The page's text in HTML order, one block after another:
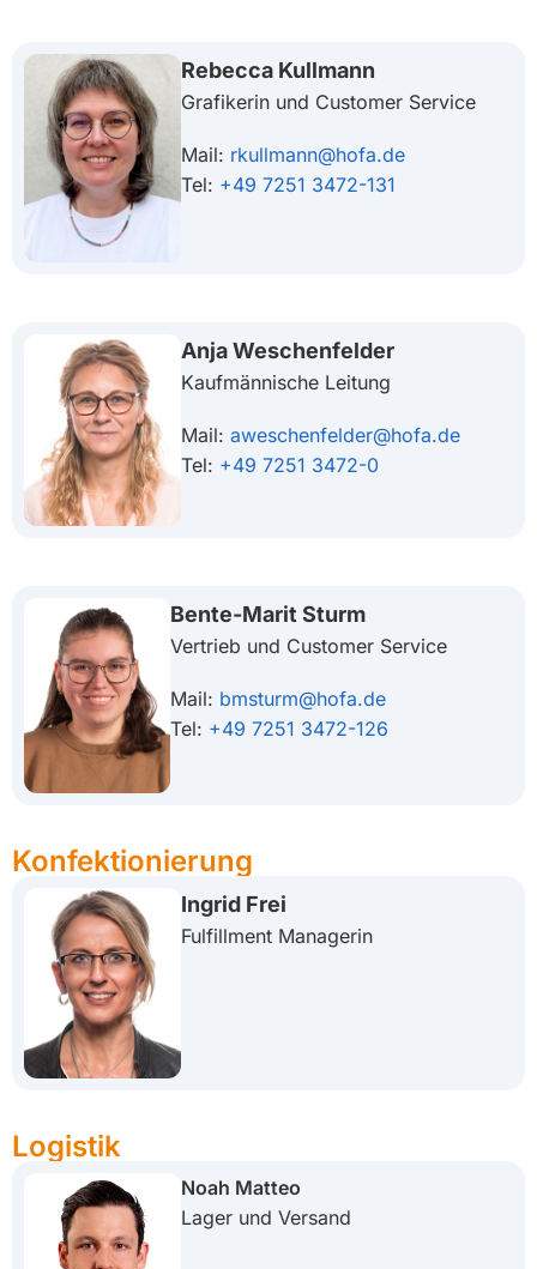
Rebecca Kullmann
Grafikerin und Customer Service
Mail: rkullmann@hofa.de
Tel: +49 7251 3472-131
Anja Weschenfelder
Kaufmännische Leitung
Mail: aweschenfelder@hofa.de
Tel: +49 7251 3472-0
Bente-Marit Sturm
Vertrieb und Customer Service
Mail: bmsturm@hofa.de
Tel: +49 7251 3472-126
Konfektionierung
Ingrid Frei
Fulfillment Managerin
Logistik
Noah Matteo
Lager und Versand